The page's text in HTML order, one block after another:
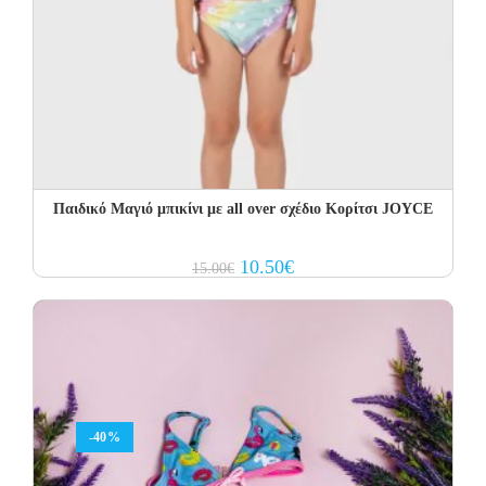
Παιδικό Μαγιό μπικίνι με all over σχέδιο Κορίτσι JOYCE
15.00€ Original
price
10.50€Current
price
-40%